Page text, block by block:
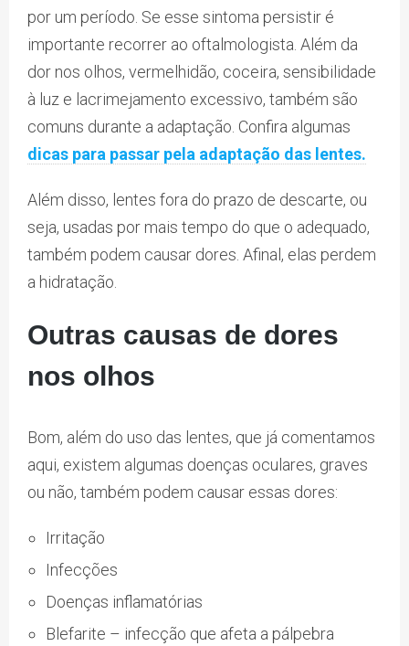
por um período. Se esse sintoma persistir é
importante recorrer ao oftalmologista. Além da
dor nos olhos, vermelhidão, coceira, sensibilidade
à luz e lacrimejamento excessivo, também são
comuns durante a adaptação. Confira algumas
dicas para passar pela adaptação das lentes.
Além disso, lentes fora do prazo de descarte, ou
seja, usadas por mais tempo do que o adequado,
também podem causar dores. Afinal, elas perdem
a hidratação.
Outras causas de dores
nos olhos
Bom, além do uso das lentes, que já comentamos
aqui, existem algumas doenças oculares, graves
ou não, também podem causar essas dores:
Irritação
Infecções
Doenças inflamatórias
Blefarite – infecção que afeta a pálpebra